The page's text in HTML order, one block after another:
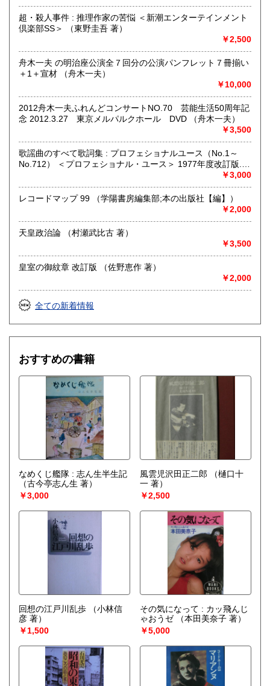
映画・芸能、日本文学、ミステリー、時代小説
超・殺人事件 : 推理作家の苦悩 ＜新潮エンターテインメント
倶楽部SS＞ （東野圭吾 著）
￥2,500
舟木一夫 の明治座公演全７回分の公演パンフレット７冊揃い
＋1＋宣材 （舟木一夫）
￥10,000
2012舟木一夫ふれんどコンサートNO.70 芸能生活50周年記
念 2012.3.27 東京メルパルクホール DVD （舟木一夫）
￥3,500
歌謡曲のすべて歌詞集 : プロフェショナルユース（No.1～
No.712） ＜プロフェショナル・ユース＞ 1977年度改訂版.
￥3,000
レコードマップ 99 （学陽書房編集部;本の出版社【編】）
￥2,000
天皇政治論 （村瀬武比古 著）
￥3,500
皇室の御紋章 改訂版 （佐野恵作 著）
￥2,000
全ての新着情報
おすすめの書籍
なめくじ艦隊 : 志ん生半生記
（古今亭志ん生 著）
￥3,000
風雲児沢田正二郎
（樋口十
一 著）
￥2,500
回想の江戸川乱歩
（小林信
彦 著）
￥1,500
その気になって : カッ飛んじ
ゃおうゼ
（本田美奈子 著）
￥5,000